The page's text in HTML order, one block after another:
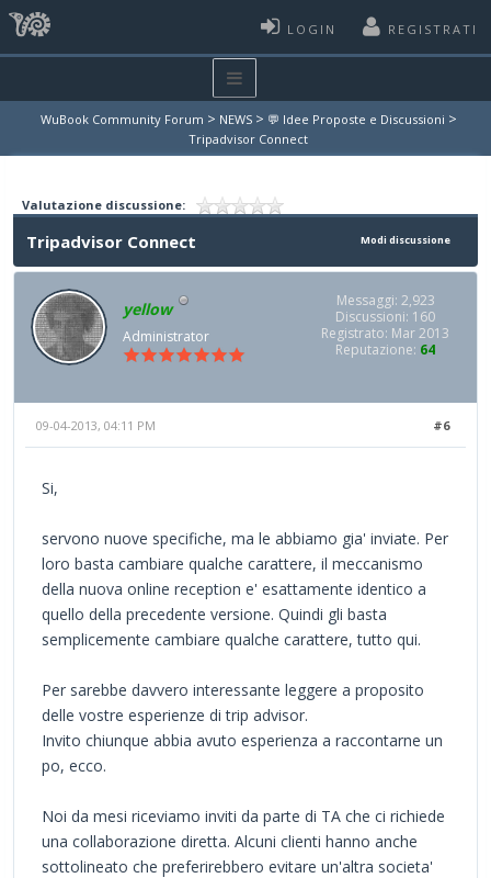
LOGIN REGISTRATI
WuBook Community Forum > NEWS > 💬 Idee Proposte e Discussioni >
Tripadvisor Connect
Valutazione discussione:
Modi discussione
Tripadvisor Connect
yellow
Administrator
Messaggi: 2,923
Discussioni: 160
Registrato: Mar 2013
Reputazione: 64
#6
09-04-2013, 04:11 PM
Si,
servono nuove specifiche, ma le abbiamo gia' inviate. Per
loro basta cambiare qualche carattere, il meccanismo
della nuova online reception e' esattamente identico a
quello della precedente versione. Quindi gli basta
semplicemente cambiare qualche carattere, tutto qui.
Per sarebbe davvero interessante leggere a proposito
delle vostre esperienze di trip advisor.
Invito chiunque abbia avuto esperienza a raccontarne un
po, ecco.
Noi da mesi riceviamo inviti da parte di TA che ci richiede
una collaborazione diretta. Alcuni clienti hanno anche
sottolineato che preferirebbero evitare un'altra societa'